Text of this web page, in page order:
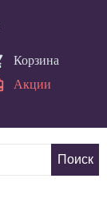
Корзина
Акции